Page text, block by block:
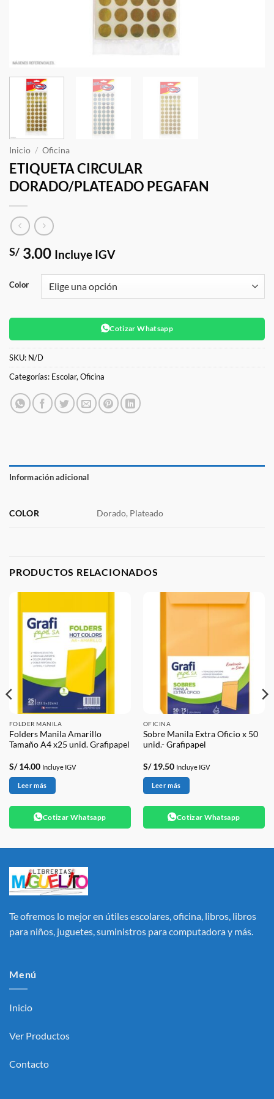
Inicio / Oficina
ETIQUETA CIRCULAR
DORADO/PLATEADO PEGAFAN
S/ 3.00 Incluye IGV
Color
Cotizar Whatsapp
SKU: N/D
Categorías: Escolar, Oficina
Información adicional
COLOR Dorado, Plateado
PRODUCTOS RELACIONADOS
FOLDER MANILA
Folders Manila Amarillo
Tamaño A4 x25 unid. Grafipapel
S/14.00 Incluye IGV
Leer más
Cotizar Whatsapp
OFICINA
Sobre Manila Extra Oficio x 50
unid.- Grafipapel
S/19.50 Incluye IGV
Leer más
Cotizar Whatsapp
Te ofremos lo mejor en útiles escolares, oficina, libros, libros
para niños, juguetes, suministros para computadora y más.
Menú
Inicio
Ver Productos
Contacto